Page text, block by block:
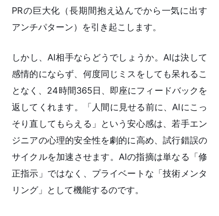
PRの巨大化（長期間抱え込んでから一気に出す
アンチパターン）を引き起こします。
しかし、AI相手ならどうでしょうか。AIは決して
感情的にならず、何度同じミスをしても呆れるこ
となく、24時間365日、即座にフィードバックを
返してくれます。「人間に見せる前に、AIにこっ
そり直してもらえる」という安心感は、若手エン
ジニアの心理的安全性を劇的に高め、試行錯誤の
サイクルを加速させます。AIの指摘は単なる「修
正指示」ではなく、プライベートな「技術メンタ
リング」として機能するのです。